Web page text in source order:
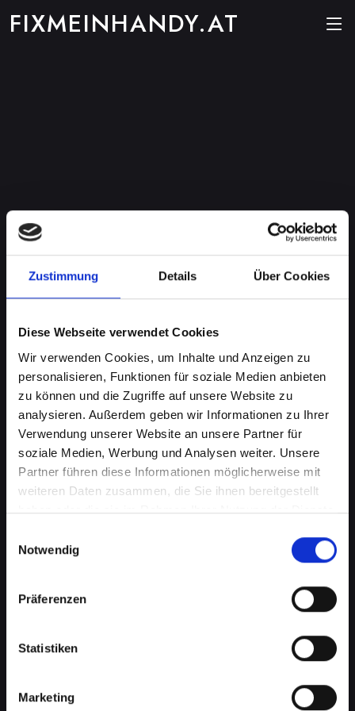
Zustimmung Details Über Cookies
Diese Webseite verwendet Cookies
Wir verwenden Cookies, um Inhalte und Anzeigen zu
personalisieren, Funktionen für soziale Medien anbieten
zu können und die Zugriffe auf unsere Website zu
analysieren. Außerdem geben wir Informationen zu Ihrer
Verwendung unserer Website an unsere Partner für
soziale Medien, Werbung und Analysen weiter. Unsere
Partner führen diese Informationen möglicherweise mit
weiteren Daten zusammen, die Sie ihnen bereitgestellt
haben oder die sie im Rahmen Ihrer Nutzung der Dienste
Notwendig
Präferenzen
Statistiken
Marketing
FIXMEINHANDY.AT
Lautsprecherprobleme bei
Ihrem IPHONE-12 in Absam?
Wir haben die Lösung
Probleme mit dem Lautsprecher können von
verzerrtem Klang bis hin zu vollständigem
beeinträchtigen nicht nur das Musikhören oder
das Ansehen von Videos, sondern können